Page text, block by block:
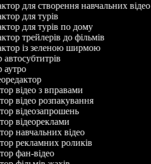
для створення навчальних відео
для турів
для турів по дому
трейлерів до фільмів
із зеленою ширмою
автосубтитрів
аутро
відео з вправами
відео розпакування
відеозапрошень
відеореклами
навчальних відео
рекламних роликів
фан-відео